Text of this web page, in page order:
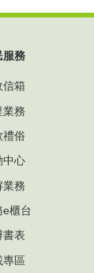
服務
信箱
業務
禮俗
中心
業務
e櫃台
書表
專區